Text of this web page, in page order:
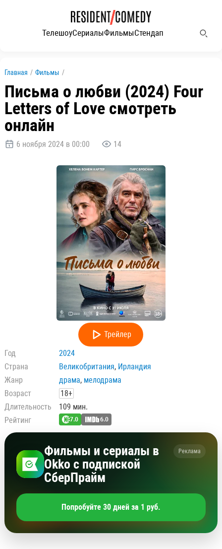
ТелешоуСериалыФильмыСтендап
Главная / Фильмы /
Письма о любви (2024) Four
Letters of Love смотреть
онлайн
6 ноября 2024 в 00:00 14
Трейлер
Год
2024
Страна
Великобритания, Ирландия
Жанр
драма, мелодрама
Возраст
18+
Длительность
109 мин.
Рейтинг
7.0 6.0
Фильмы и сериалы в
Okko с подпиской
СберПрайм
Реклама
Попробуйте 30 дней за 1 руб.